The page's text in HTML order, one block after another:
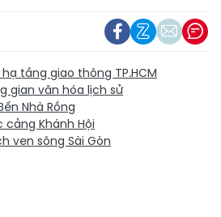
tầng giao thông TP.HCM
gian văn hóa lịch sử
Nhà Rồng
Khánh Hội
ven sông Sài Gòn